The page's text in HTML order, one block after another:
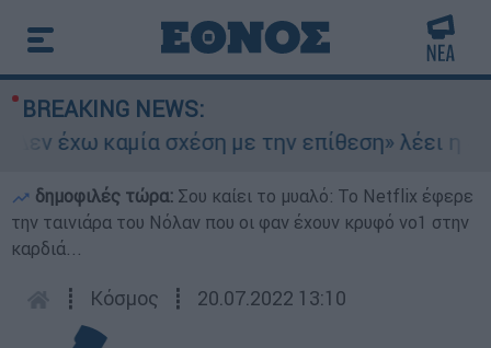
BREAKING NEWS:
έχω καμία σχέση με την επίθεση» λέει η
δημοφιλές τώρα: Σου καίει το μυαλό: Το Netflix έφερε
την ταινιάρα του Νόλαν που οι φαν έχουν κρυφό νο1 στην
καρδιά...
┋ Κόσμος ┋ 20.07.2022 13:10